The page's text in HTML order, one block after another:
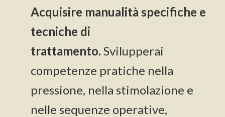
Acquisire manualità specifiche e
tecniche di
trattamento.Svilupperai
competenze pratiche nella
pressione, nella stimolazione e
nelle sequenze operative,